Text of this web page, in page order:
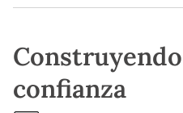
confianza